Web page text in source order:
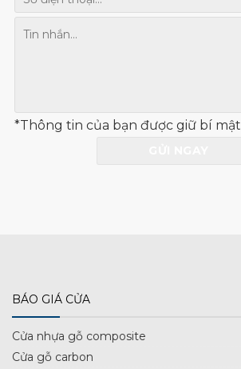
*Thông tin của bạn được giữ bí mật
BÁO GIÁ CỬA
Cửa nhựa gỗ composite
Cửa gỗ carbon